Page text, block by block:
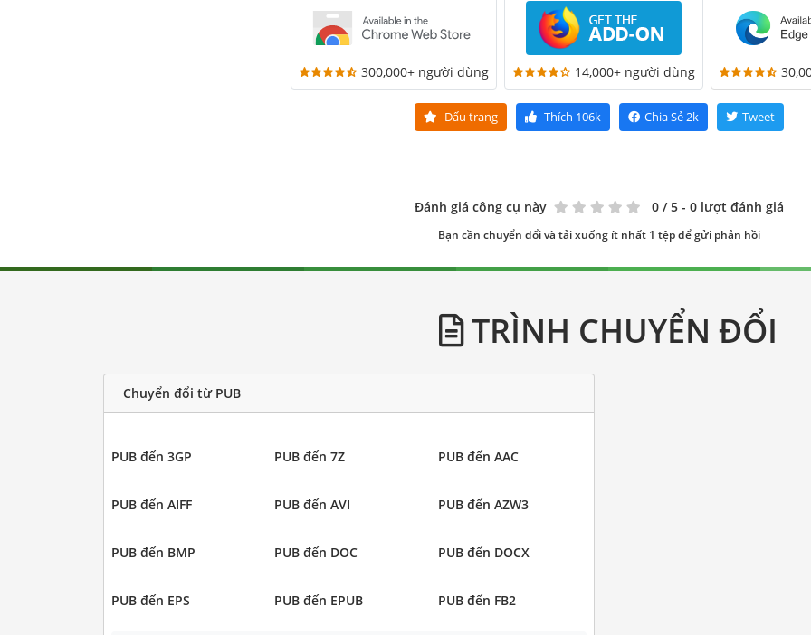
300,000+ người dùng 14,000+ người dùng
Dấu trang Thích 106k Chia Sẻ2k Tweet
Đánh giá công cụ này 0 / 5 - 0 lượt đánh giá
Bạn cần chuyển đổi và tải xuống ít nhất 1 tệp để gửi phản hồi
TRÌNH CHUYỂN ĐỔI
Chuyển đổi từ PUB
PUB đến 3GP PUB đến 7Z PUB đến AAC
PUB đến AIFF PUB đến AVI PUB đến AZW3
PUB đến BMP PUB đến DOC PUB đến DOCX
PUB đến EPS PUB đến EPUB PUB đến FB2